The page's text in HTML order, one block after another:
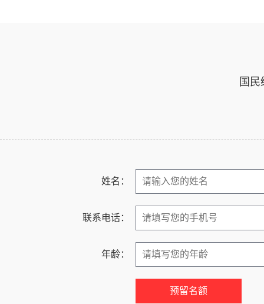
国
姓名：
联系电话：
年龄：